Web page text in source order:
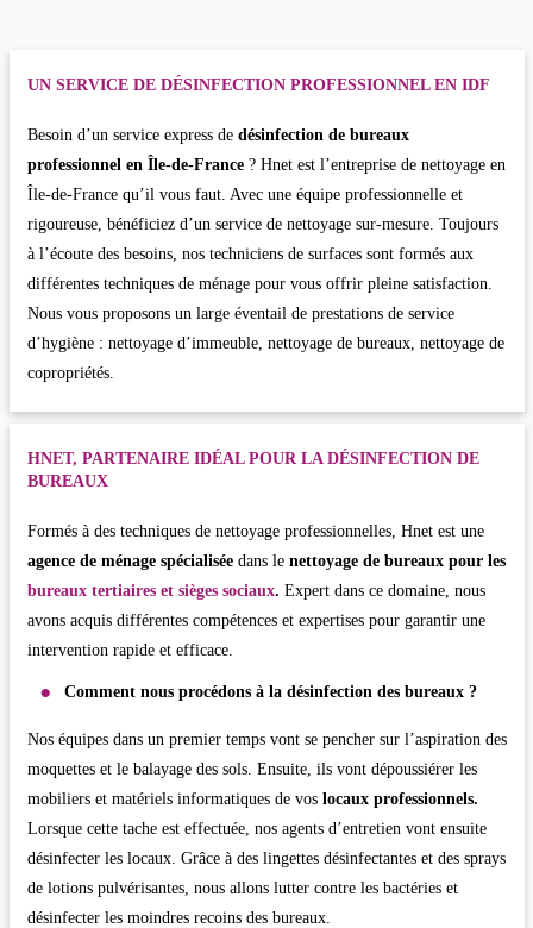
UN SERVICE DE DÉSINFECTION PROFESSIONNEL EN IDF
Besoin d’un service express de désinfection de bureaux
professionnel en Île-de-France? Hnet est l’entreprise de nettoyage en
Île-de-France qu’il vous faut. Avec une équipe professionnelle et
rigoureuse, bénéficiez d’un service de nettoyage sur-mesure. Toujours
à l’écoute des besoins, nos techniciens de surfaces sont formés aux
différentes techniques de ménage pour vous offrir pleine satisfaction.
Nous vous proposons un large éventail de prestations de service
d’hygiène : nettoyage d’immeuble, nettoyage de bureaux, nettoyage de
copropriétés.
HNET, PARTENAIRE IDÉAL POUR LA DÉSINFECTION DE
BUREAUX
Formés à des techniques de nettoyage professionnelles, Hnet est une
agence de ménage spécialisée dans le nettoyage de bureaux pour les
bureaux tertiaires et sièges sociaux. Expert dans ce domaine, nous
avons acquis différentes compétences et expertises pour garantir une
intervention rapide et efficace.
Comment nous procédons à la désinfection des bureaux ?
Nos équipes dans un premier temps vont se pencher sur l’aspiration des
moquettes et le balayage des sols. Ensuite, ils vont dépoussiérer les
mobiliers et matériels informatiques de vos locaux professionnels.
Lorsque cette tache est effectuée, nos agents d’entretien vont ensuite
désinfecter les locaux. Grâce à des lingettes désinfectantes et des sprays
de lotions pulvérisantes, nous allons lutter contre les bactéries et
désinfecter les moindres recoins des bureaux.